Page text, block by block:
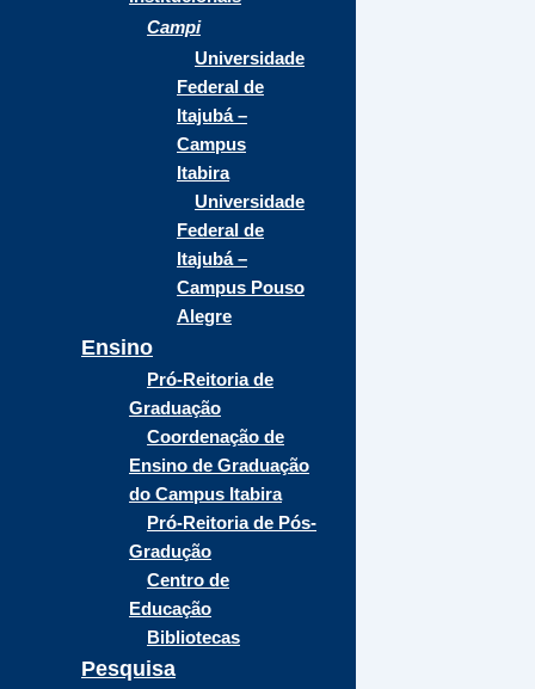
Campi
Universidade
Federal de
Itajubá –
Campus
Itabira
Universidade
Federal de
Itajubá –
Campus Pouso
Alegre
Ensino
Pró-Reitoria de
Graduação
Coordenação de
Ensino de Graduação
do Campus Itabira
Pró-Reitoria de Pós-
Gradução
Centro de
Educação
Bibliotecas
Pesquisa